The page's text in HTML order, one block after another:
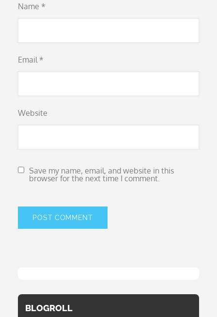
Name *
Email *
Website
Save my name, email, and website in this
browser for the next time I comment.
BLOGROLL